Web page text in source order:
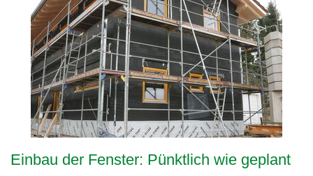
Einbau der Fenster: Pünktlich wie geplant